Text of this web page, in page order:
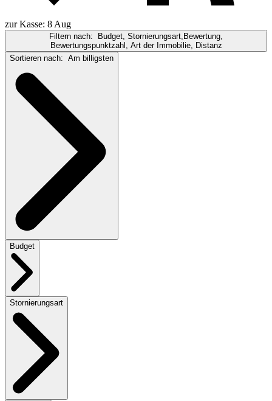
zur Kasse: 8 Aug
Filtern nach:
Budget, Stornierungsart,Bewertung,
Bewertungspunktzahl, Art der Immobilie, Distanz
Sortieren nach: Am billigsten
Budget
Stornierungsart